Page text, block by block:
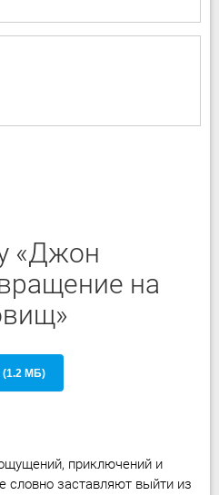
«Джон
на
(1.2 МБ)
приключений и
словно заставляют выйти из